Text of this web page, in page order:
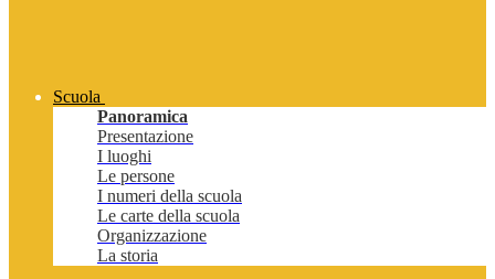
Scuola
Panoramica
Presentazione
I luoghi
Le persone
I numeri della scuola
Le carte della scuola
Organizzazione
La storia